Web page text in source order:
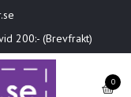
200:- (Brevfrakt)
0